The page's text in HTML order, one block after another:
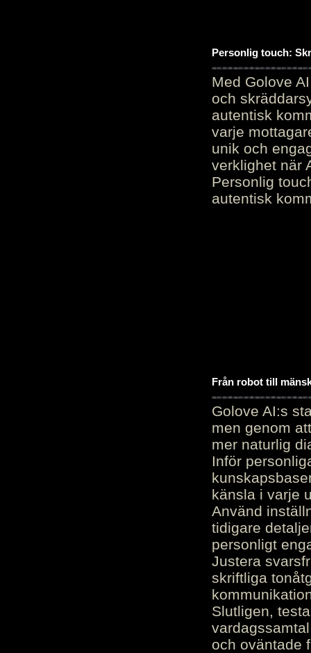
Personlig touch:
Med Golove
och
autentisk
varje
unik och
verklighet när
Personlig
autentisk
Från robot till
Golove AI:s
men genom
mer naturlig
Inför
känsla i varje
Använd
tidigare
personligt
Justera
skriftliga
Slutligen,
och oväntade